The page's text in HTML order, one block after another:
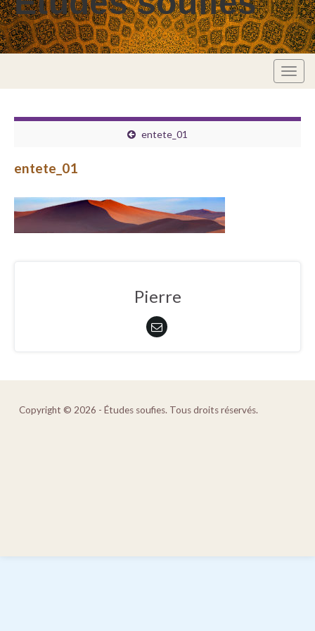
entete_01
entete_01
Pierre
Copyright © 2026 - Études soufies. Tous droits réservés.